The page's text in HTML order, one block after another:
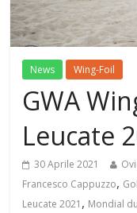
News Wing-Foil
GWA
Leucate
30 Aprile 2021
Francesco Cappuzzo,
Leucate 2021 , Mondial